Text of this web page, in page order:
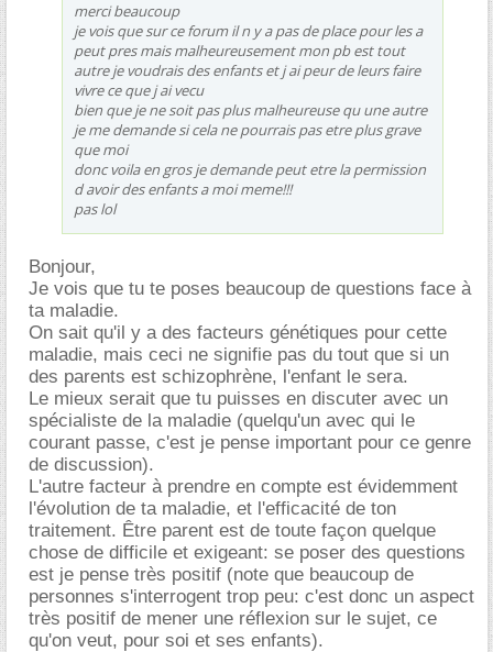
merci beaucoup
je vois que sur ce forum il n y a pas de place pour les a
peut pres mais malheureusement mon pb est tout
autre je voudrais des enfants et j ai peur de leurs faire
vivre ce que j ai vecu
bien que je ne soit pas plus malheureuse qu une autre
je me demande si cela ne pourrais pas etre plus grave
que moi
donc voila en gros je demande peut etre la permission
d avoir des enfants a moi meme!!!
pas lol
Bonjour,
Je vois que tu te poses beaucoup de questions face à
ta maladie.
On sait qu'il y a des facteurs génétiques pour cette
maladie, mais ceci ne signifie pas du tout que si un
des parents est schizophrène, l'enfant le sera.
Le mieux serait que tu puisses en discuter avec un
spécialiste de la maladie (quelqu'un avec qui le
courant passe, c'est je pense important pour ce genre
de discussion).
L'autre facteur à prendre en compte est évidemment
l'évolution de ta maladie, et l'efficacité de ton
traitement. Être parent est de toute façon quelque
chose de difficile et exigeant: se poser des questions
est je pense très positif (note que beaucoup de
personnes s'interrogent trop peu: c'est donc un aspect
très positif de mener une réflexion sur le sujet, ce
qu'on veut, pour soi et ses enfants).